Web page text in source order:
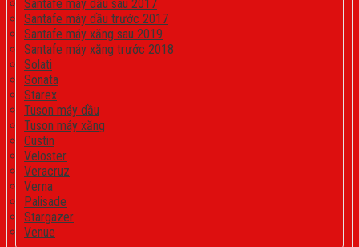
Santafe máy dầu sau 2017
Santafe máy dầu trước 2017
Santafe máy xăng sau 2019
Santafe máy xăng trước 2018
Solati
Sonata
Starex
Tuson máy dầu
Tuson máy xăng
Custin
Veloster
Veracruz
Verna
Palisade
Stargazer
Venue